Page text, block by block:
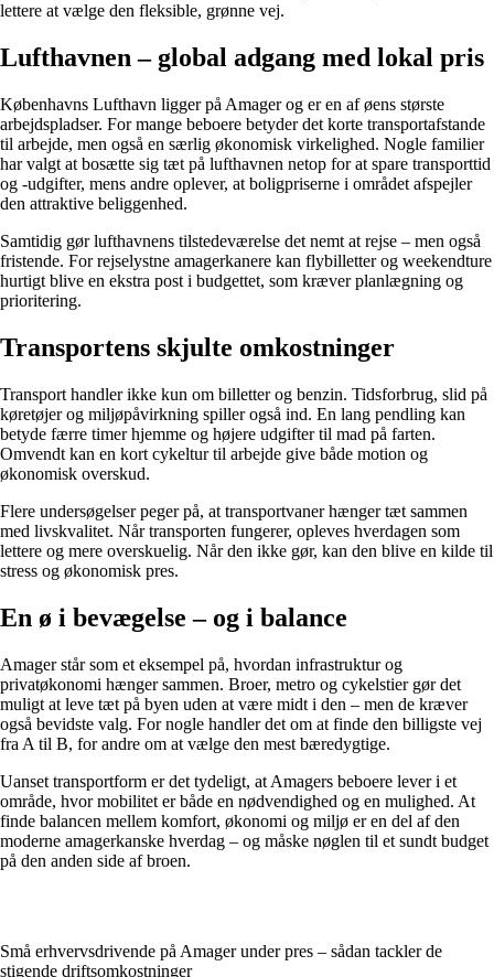
lettere at vælge den fleksible, grønne vej.
Lufthavnen – global adgang med lokal pris
Københavns Lufthavn ligger på Amager og er en af øens største
arbejdspladser. For mange beboere betyder det korte transportafstande
til arbejde, men også en særlig økonomisk virkelighed. Nogle familier
har valgt at bosætte sig tæt på lufthavnen netop for at spare transporttid
og -udgifter, mens andre oplever, at boligpriserne i området afspejler
den attraktive beliggenhed.
Samtidig gør lufthavnens tilstedeværelse det nemt at rejse – men også
fristende. For rejselystne amagerkanere kan flybilletter og weekendture
hurtigt blive en ekstra post i budgettet, som kræver planlægning og
prioritering.
Transportens skjulte omkostninger
Transport handler ikke kun om billetter og benzin. Tidsforbrug, slid på
køretøjer og miljøpåvirkning spiller også ind. En lang pendling kan
betyde færre timer hjemme og højere udgifter til mad på farten.
Omvendt kan en kort cykeltur til arbejde give både motion og
økonomisk overskud.
Flere undersøgelser peger på, at transportvaner hænger tæt sammen
med livskvalitet. Når transporten fungerer, opleves hverdagen som
lettere og mere overskuelig. Når den ikke gør, kan den blive en kilde til
stress og økonomisk pres.
En ø i bevægelse – og i balance
Amager står som et eksempel på, hvordan infrastruktur og
privatøkonomi hænger sammen. Broer, metro og cykelstier gør det
muligt at leve tæt på byen uden at være midt i den – men de kræver
også bevidste valg. For nogle handler det om at finde den billigste vej
fra A til B, for andre om at vælge den mest bæredygtige.
Uanset transportform er det tydeligt, at Amagers beboere lever i et
område, hvor mobilitet er både en nødvendighed og en mulighed. At
finde balancen mellem komfort, økonomi og miljø er en del af den
moderne amagerkanske hverdag – og måske nøglen til et sundt budget
på den anden side af broen.
Små erhvervsdrivende på Amager under pres – sådan tackler de
stigende driftsomkostninger